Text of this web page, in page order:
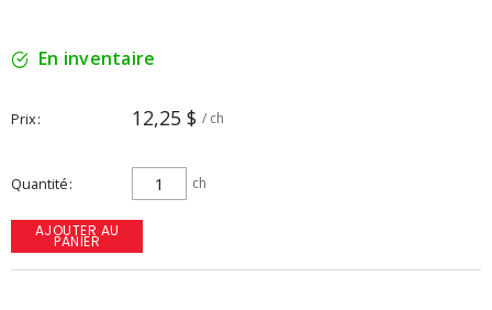
En inventaire
Prix 12,25 $ / ch
Quantité ch
AJOUTER AU
PANIER